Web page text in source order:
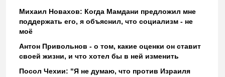
Михаил Новахов: Когда Мамдани предложил мне
поддержать его, я объяснил, что социализм - не
моё
Антон Привольнов - о том, какие оценки он ставит
своей жизни, и что хотел бы в ней изменить
Посол Чехии: "Я не думаю, что против Израиля